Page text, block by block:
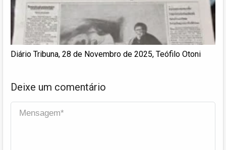
Diário Tribuna, 28 de Novembro de 2025, Teófilo Otoni
Deixe um comentário